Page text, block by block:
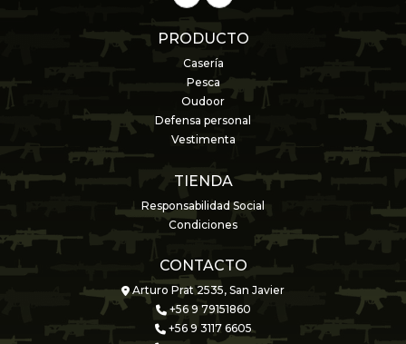
PRODUCTO
Casería
Pesca
Oudoor
Defensa personal
Vestimenta
TIENDA
Responsabilidad Social
Condiciones
CONTACTO
Arturo Prat 2535, San Javier
+56 9 79151860
+56 9 3117 6605